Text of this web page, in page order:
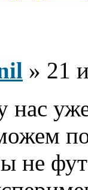
» 21
нас
не